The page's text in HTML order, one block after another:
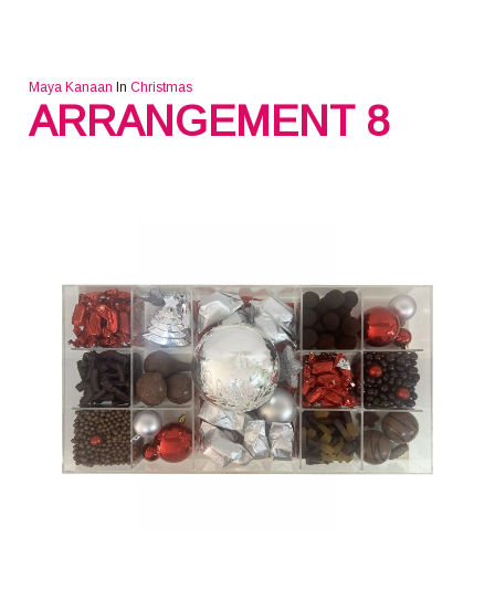
Maya Kanaan In Christmas
ARRANGEMENT 8